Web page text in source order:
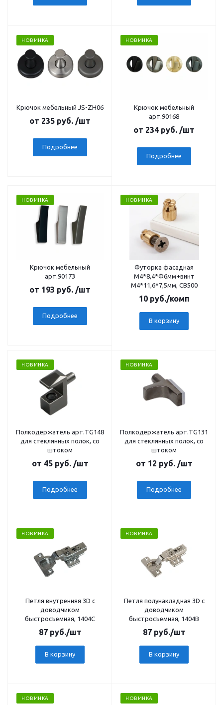
НОВИНКА
Крючок мебельный JS-ZH06
от 235 руб. /шт
Подробнее
НОВИНКА
Крючок мебельный
арт.90168
от 234 руб. /шт
Подробнее
НОВИНКА
Крючок мебельный
арт.90173
от 193 руб. /шт
Подробнее
НОВИНКА
Футорка фасадная
М4*8,4*Ф6мм+винт
М4*11,6*7,5мм, CB500
10руб./комп
В корзину
НОВИНКА
Полкодержатель арт.TG148
для стеклянных полок, со
штоком
от 45 руб. /шт
Подробнее
НОВИНКА
Полкодержатель арт.TG131
для стеклянных полок, со
штоком
от 12 руб. /шт
Подробнее
НОВИНКА
Петля внутренняя 3D с
доводчиком
быстросъемная, 1404C
87руб./шт
В корзину
НОВИНКА
Петля полунакладная 3D с
доводчиком
быстросъемная, 1404B
87руб./шт
В корзину
НОВИНКА НОВИНКА